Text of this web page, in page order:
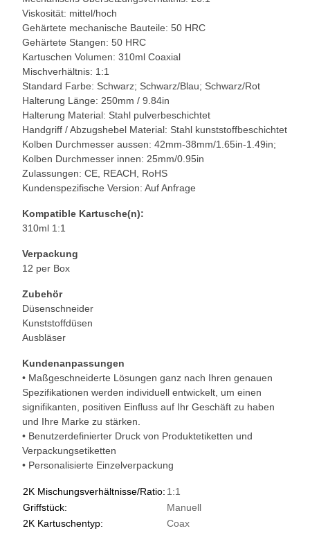
Viskosität: mittel/hoch
Gehärtete mechanische Bauteile: 50 HRC
Gehärtete Stangen: 50 HRC
Kartuschen Volumen: 310ml Coaxial
Mischverhältnis: 1:1
Standard Farbe: Schwarz; Schwarz/Blau; Schwarz/Rot
Halterung Länge: 250mm / 9.84in
Halterung Material: Stahl pulverbeschichtet
Handgriff / Abzugshebel Material: Stahl kunststoffbeschichtet
Kolben Durchmesser aussen: 42mm-38mm/1.65in-1.49in;
Kolben Durchmesser innen: 25mm/0.95in
Zulassungen: CE, REACH, RoHS
Kundenspezifische Version: Auf Anfrage
Kompatible Kartusche(n):
310ml 1:1
Verpackung
12 per Box
Zubehör
Düsenschneider
Kunststoffdüsen
Ausbläser
Kundenanpassungen
• Maßgeschneiderte Lösungen ganz nach Ihren genauen
Spezifikationen werden individuell entwickelt, um einen
signifikanten, positiven Einfluss auf Ihr Geschäft zu haben
und Ihre Marke zu stärken.
• Benutzerdefinierter Druck von Produktetiketten und
Verpackungsetiketten
• Personalisierte Einzelverpackung
2K Mischungsverhältnisse/Ratio: 1:1
Griffstück:
Manuell
2K Kartuschentyp:
Coax